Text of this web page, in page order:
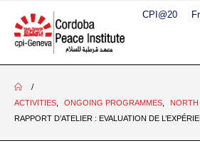
CPI@20
ACTIVITIES ONGOING PROGRAMMES NORTH
RAPPORT D’ATELIER : EVALUATION DE